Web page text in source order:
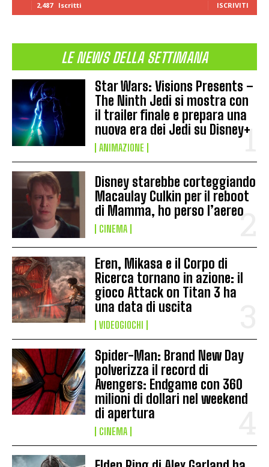
2,487 Iscritti ISCRIVITI
LE NEWS DELLA SETTIMANA
Star Wars: Visions Presents –
The Ninth Jedi si mostra con
il trailer finale e prepara una
nuova era dei Jedi su Disney+
ANIMAZIONE
Disney starebbe corteggiando
Macaulay Culkin per il reboot
di Mamma, ho perso l’aereo
CINEMA
Eren, Mikasa e il Corpo di
Ricerca tornano in azione: il
gioco Attack on Titan 3 ha
una data di uscita
VIDEOGIOCHI
Spider-Man: Brand New Day
polverizza il record di
Avengers: Endgame con 360
milioni di dollari nel weekend
di apertura
CINEMA